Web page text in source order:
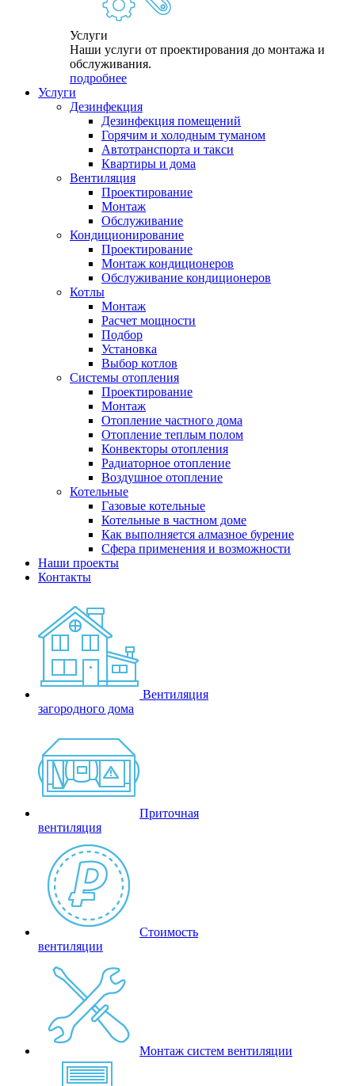
Услуги
Наши услуги от проектирования до монтажа и
обслуживания.
подробнее
Услуги
Дезинфекция
Дезинфекция помещений
Горячим и холодным туманом
Автотранспорта и такси
Квартиры и дома
Вентиляция
Проектирование
Монтаж
Обслуживание
Кондиционирование
Проектирование
Монтаж кондиционеров
Обслуживание кондиционеров
Котлы
Монтаж
Расчет мощности
Подбор
Установка
Выбор котлов
Системы отопления
Проектирование
Монтаж
Отопление частного дома
Отопление теплым полом
Конвекторы отопления
Радиаторное отопление
Воздушное отопление
Котельные
Газовые котельные
Котельные в частном доме
Как выполняется алмазное бурение
Сфера применения и возможности
Наши проекты
Контакты
Вентиляция
загородного дома
Приточная
вентиляция
Стоимость
вентиляции
Монтаж систем вентиляции